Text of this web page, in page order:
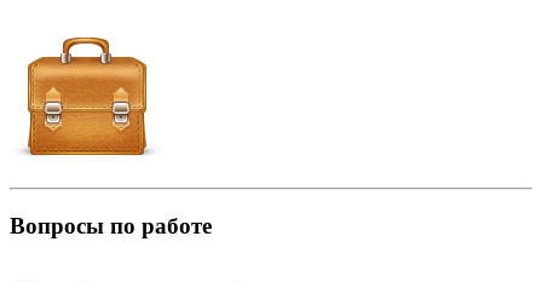
Вопросы по работе